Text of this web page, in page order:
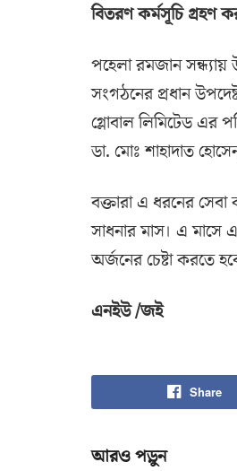
বিতরণ কর্মসূচি গ্রহণ
পহেলা রমজান সন্ধ্যায়
সংগঠনের প্রধান
গ্লোবাল লিমিটেড এর
ডা. মোঃ শাহাদাত
বক্তারা এ ধরনের
সাধনার মাস। এ মাসে
অর্জনের চেষ্টা করতে
এনইউ /জই
Share
আরও পড়ুন